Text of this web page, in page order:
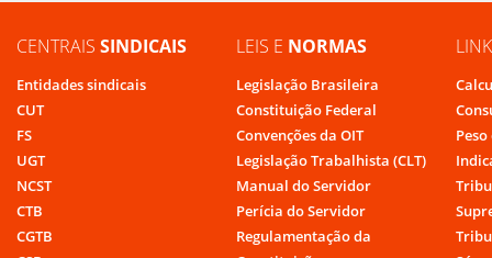
CENTRAIS SINDICAIS
Entidades sindicais
CUT
FS
UGT
NCST
CTB
CGTB
LEIS E NORMAS
Legislação Brasileira
Constituição Federal
Convenções da OIT
Legislação Trabalhista (CLT)
Manual do Servidor
Perícia do Servidor
Regulamentação da